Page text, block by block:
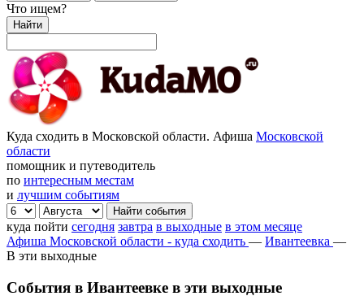
Что ищем?
Найти
Куда сходить в Московской области. Афиша Московской
области
помощник и путеводитель
по интересным местам
и лучшим событиям
куда пойти сегодня завтра в выходные в этом месяце
Афиша Московской области - куда сходить — Ивантеевка —
В эти выходные
События в Ивантеевке в эти выходные